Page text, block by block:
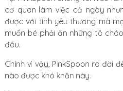
cơ quan làm việc cả ngày
được với tình yêu thương mà
muốn bé phải ăn những tô
đâu.
Chính vì vậy, PinkSpoon ra đời
nào được khó khăn này.